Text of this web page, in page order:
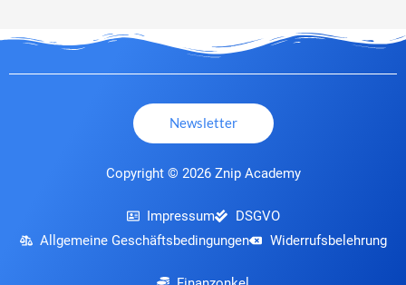
Newsletter
Copyright © 2026 Znip Academy
Impressum
DSGVO
Allgemeine Geschäftsbedingungen
Widerrufsbelehrung